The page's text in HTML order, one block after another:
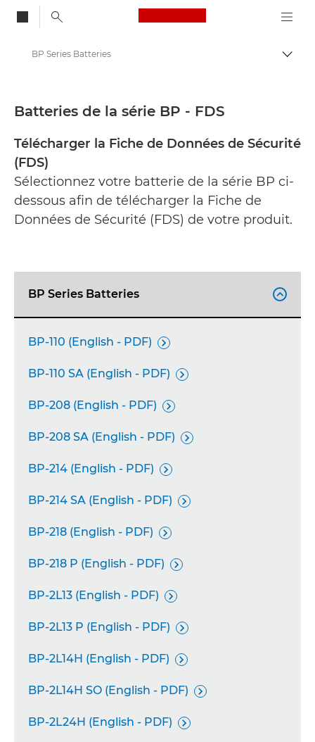
Canon Logo, back
Fiches de données de sécurité
BP Series Batteries
Batteries de la série BP - FDS
Télécharger la Fiche de Données de Sécurité
(FDS)
Sélectionnez votre batterie de la série BP ci-
dessous afin de télécharger la Fiche de
Données de Sécurité (FDS) de votre produit.
BP Series Batteries 
BP-110 (English - PDF) 
BP-110 SA (English - PDF) 
BP-208 (English - PDF) 
BP-208 SA (English - PDF) 
BP-214 (English - PDF) 
BP-214 SA (English - PDF) 
BP-218 (English - PDF) 
BP-218 P (English - PDF) 
BP-2L13 (English - PDF) 
BP-2L13 P (English - PDF) 
BP-2L14H (English - PDF) 
BP-2L14H SO (English - PDF) 
BP-2L24H (English - PDF) 